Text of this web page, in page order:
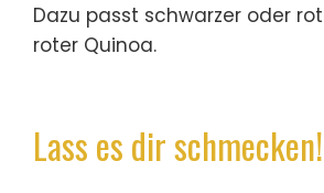
Dazu passt schwarzer oder
roter Quinoa.
Lass es dir schmecken!